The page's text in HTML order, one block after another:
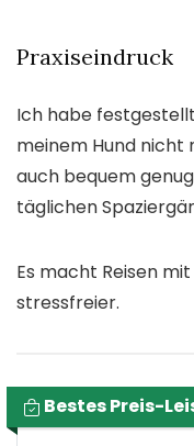
Praxiseindruck
Ich habe
meinem Hund nicht
auch bequem
täglichen
Es macht Reisen
stressfreier.
Bestes Preis-